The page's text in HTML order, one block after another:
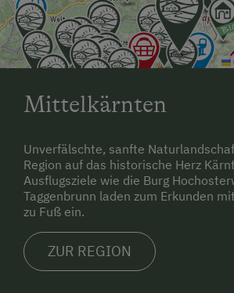
Mittelkärnten
Unverfälschte, sanfte
Region auf das historische Herz
Ausflugsziele wie die Burg
Taggenbrunn laden zum Erkunden
zu Fuß ein.
ZUR REGION